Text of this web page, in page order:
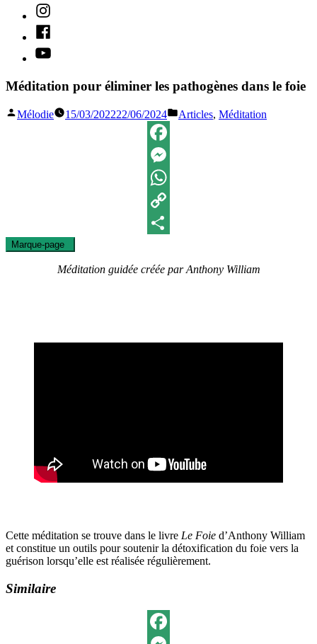
Instagram
Facebook
Youtube
Méditation pour éliminer les pathogènes dans le foie
Publié
Mélodie 15/03/202222/06/2024
Publié
Articles, Méditation
Facebook
Messenger
WhatsApp
Copy
Marque-page
Méditation guidée créée par Anthony William
Cette méditation se trouve dans le livre Le Foie d’Anthony William
et constitue un outils pour soutenir la détoxification du foie vers la
guérison lorsqu’elle est réalisée régulièrement.
Similaire